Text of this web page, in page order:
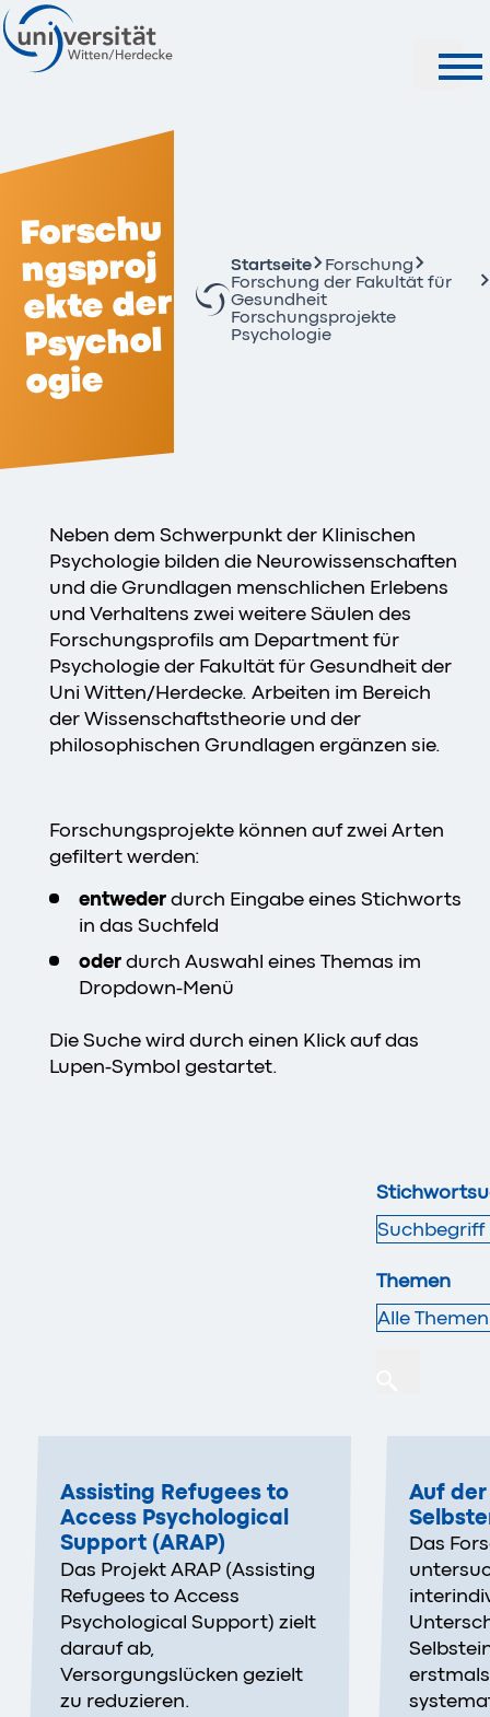
Forschu
ngsproj
ekte der
Psychol
ogie
Startseite
Forschung
Forschung der Fakultät für
Gesundheit
Forschungsprojekte
Psychologie
Neben dem Schwerpunkt der Klinischen
Psychologie bilden die Neurowissenschaften
und die Grundlagen menschlichen Erlebens
und Verhaltens zwei weitere Säulen des
Forschungsprofils am Department für
Psychologie der Fakultät für Gesundheit der
Uni Witten/Herdecke. Arbeiten im Bereich
der Wissenschaftstheorie und der
philosophischen Grundlagen ergänzen sie.
Forschungsprojekte können auf zwei Arten
gefiltert werden:
entweder durch Eingabe eines Stichworts
in das Suchfeld
oder durch Auswahl eines Themas im
Dropdown-Menü
Die Suche wird durch einen Klick auf das
Lupen-Symbol gestartet.
Themen
Alle Themen
Assisting Refugees to
Access Psychological
Support (ARAP)
Das Projekt ARAP (Assisting
Refugees to Access
Psychological Support) zielt
darauf ab,
Versorgungslücken gezielt
zu reduzieren.
Auf
Das